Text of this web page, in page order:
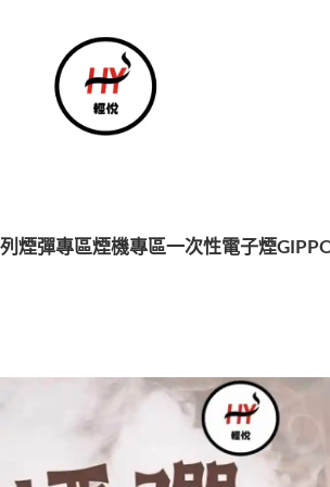
煙彈專區煙機專區一次性電子煙